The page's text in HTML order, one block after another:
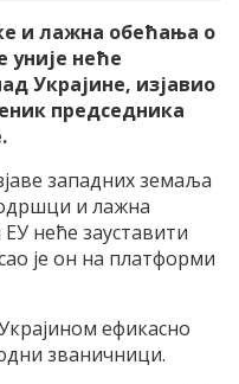
и лажна обећања о
уније неће
Украјине, изјавио
председника
западних земаља
и лажна
неће зауставити
је он на платформи
ефикасно
званичници.